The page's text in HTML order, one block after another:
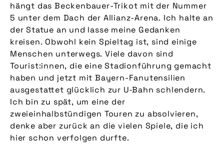
hängt das Beckenbauer-Trikot mit der Nummer
5 unter dem Dach der Allianz-Arena. Ich halte an
der Statue an und lasse meine Gedanken
kreisen. Obwohl kein Spieltag ist, sind einige
Menschen unterwegs. Viele davon sind
Tourist:innen, die eine Stadionführung gemacht
haben und jetzt mit Bayern-Fanutensilien
ausgestattet glücklich zur U‑Bahn schlendern.
Ich bin zu spät, um eine der
zweieinhalbstündigen Touren zu absolvieren,
denke aber zurück an die vielen Spiele, die ich
hier schon verfolgen durfte.